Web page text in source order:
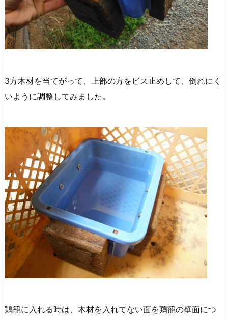
3方木材を当てがって、上部の方をビス止めして、倒れにく
いように調整してみました。
鶏籠に入れる時は、木材を入れてない面を鶏籠の壁面につ